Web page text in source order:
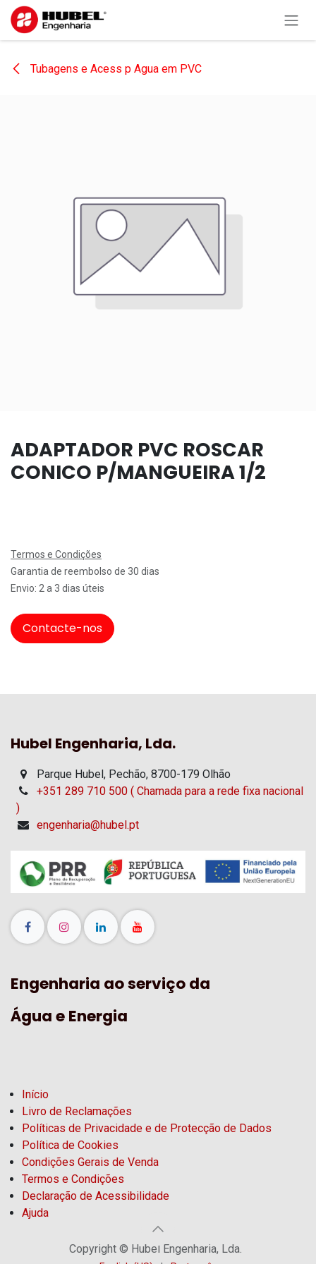
Pular para o conteúdo
Tubagens e Acess p Agua em PVC
ADAPTADOR PVC ROSCAR
CONICO P/MANGUEIRA 1/2
Termos e Condições
Garantia de reembolso de 30 dias
Envio: 2 a 3 dias úteis
Contacte-nos
Hubel Engenharia, Lda.
Parque Hubel, Pechão, 8700-179 Olhão
+351 289 710 500 ( Chamada para a rede fixa nacional
)
engenharia@hubel.pt
Engenharia ao serviço da
Água e Energia
Início
Livro de Reclamações
Políticas de Privacidade e de Protecção de Dados
Política de Cookies
Condições Gerais de Venda
Termos e Condições
Declaração de Acessibilidade
Ajuda
Copyright © Hubel Engenharia, Lda.